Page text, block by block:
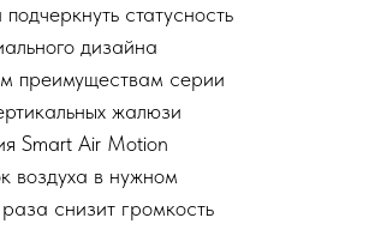
статусность
дизайна
преимуществам серии
жалюзи
Smart Air Motion
воздуха в нужном
снизит громкость